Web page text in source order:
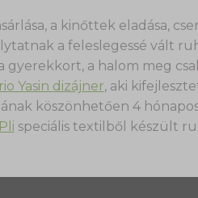
a kinőttek eladása,
a feleslegessé vált
gyerekkort, a halom meg
Yasin dizájner, aki
köszönhetően 4
speciális textilből készült